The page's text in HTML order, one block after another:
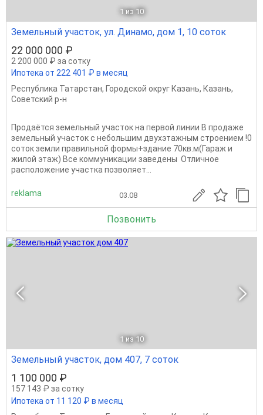
1 из 10
Земельный участок, ул. Динамо, дом 1, 10 соток
22 000 000 ₽
2 200 000 ₽ за сотку
Ипотека от 222 401 ₽ в месяц
Республика Татарстан, Городской округ Казань, Казань,
Советский р-н
Продаётся земельный участок на первой линии В продаже
земельный участок с небольшим двухэтажным строением !0
соток земли правильной формы+здание 70кв.м(Гараж и
жилой этаж) Все коммуникации заведены Отличное
расположение участка позволяет...
reklama 03.08
Позвонить
1 из 10
Земельный участок, дом 407, 7 соток
1 100 000 ₽
157 143 ₽ за сотку
Ипотека от 11 120 ₽ в месяц